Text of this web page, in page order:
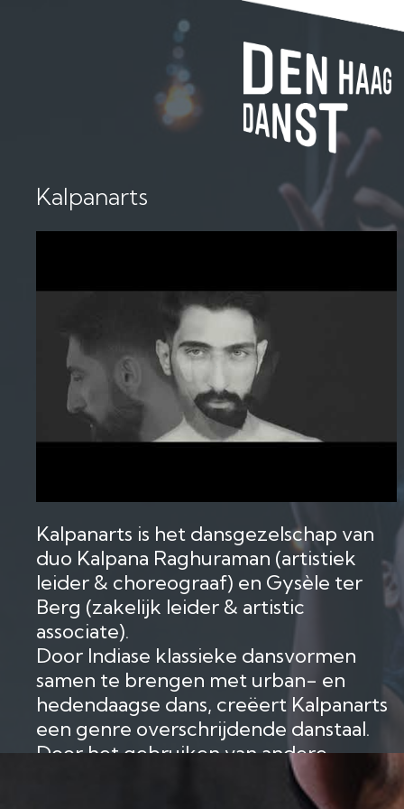
Kalpanarts
Kalpanarts is het dansgezelschap van
duo Kalpana Raghuraman (artistiek
leider & choreograaf) en Gysèle ter
Berg (zakelijk leider & artistic
associate).
Door Indiase klassieke dansvormen
samen te brengen met urban- en
hedendaagse dans, creëert Kalpanarts
een genre overschrijdende danstaal.
Door het gebruiken van andere
inspiratiebronnen dan enkel Westerse,
en het inzetten van performers uit